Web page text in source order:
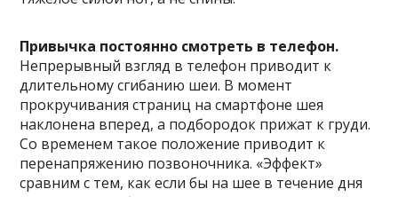
Привычка постоянно смотреть в телефон.
Непрерывный взгляд в телефон приводит к
длительному сгибанию шеи. В момент
прокручивания страниц на смартфоне шея
наклонена вперед, а подбородок прижат к груди.
Со временем такое положение приводит к
перенапряжению позвоночника. «Эффект»
сравним с тем, как если бы на шее в течение дня